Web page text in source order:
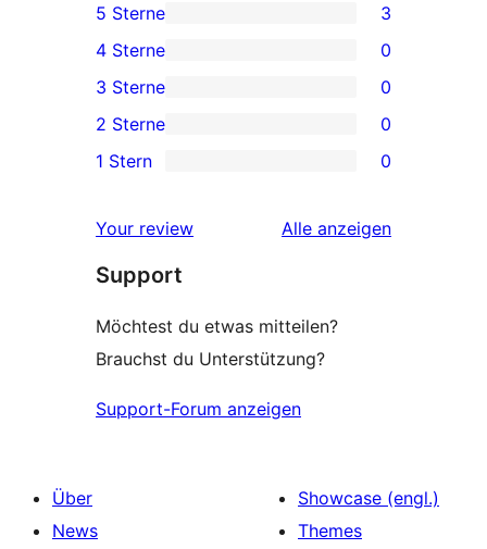
3 5-
Sterne-
Rezensionen
5 Sterne 3
0 4-
Sterne-
Rezensionen
4 Sterne 0
0 3-
Sterne-
Rezensionen
3 Sterne 0
0 2-
Sterne-
2 Sterne 0
0 1-
Rezensionen
1 Stern 0
Your review Alle Rezensionen
anzeigen
Support
Möchtest du etwas mitteilen?
Brauchst du Unterstützung?
Support-Forum anzeigen
Über
News
Showcase (engl.)
Themes